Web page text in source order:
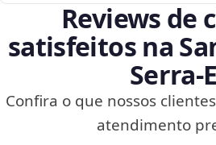
Reviews de
satisfeitos na
Confira o que nossos
atendimento